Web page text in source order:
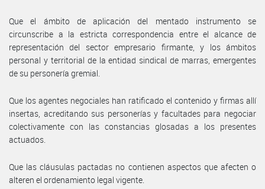
Que el ámbito de aplicación del mentado instrumento se
circunscribe a la estricta correspondencia entre el alcance de
representación del sector empresario firmante, y los ámbitos
personal y territorial de la entidad sindical de marras, emergentes
de su personería gremial.
Que los agentes negociales han ratificado el contenido y firmas allí
insertas, acreditando sus personerías y facultades para negociar
colectivamente con las constancias glosadas a los presentes
actuados.
Que las cláusulas pactadas no contienen aspectos que afecten o
alteren el ordenamiento legal vigente.